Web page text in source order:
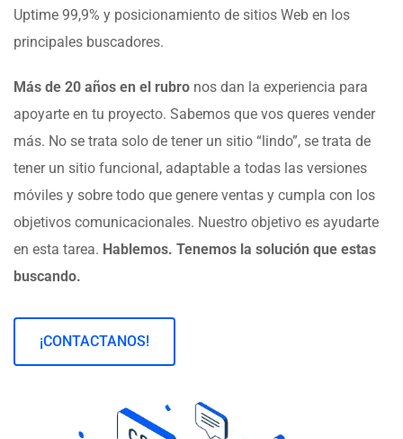
Uptime 99,9% y posicionamiento de sitios Web en los
principales buscadores.
Más de 20 años en el rubro nos dan la experiencia para
apoyarte en tu proyecto. Sabemos que vos queres vender
más. No se trata solo de tener un sitio “lindo”, se trata de
tener un sitio funcional, adaptable a todas las versiones
móviles y sobre todo que genere ventas y cumpla con los
objetivos comunicacionales. Nuestro objetivo es ayudarte
en esta tarea. Hablemos. Tenemos la solución que estas
buscando.
¡CONTACTANOS!